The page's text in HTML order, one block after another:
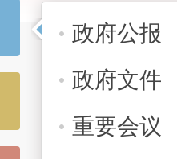
政府公报
政府文件
重要会议